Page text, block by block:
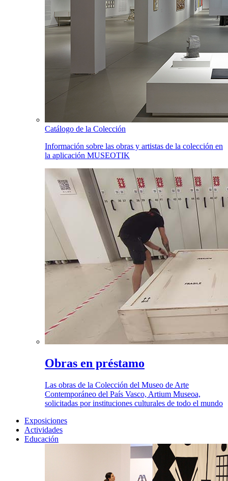
Catálogo de la Colección
Información sobre las obras y artistas de la colección en
la aplicación MUSEOTIK
Obras en préstamo
Las obras de la Colección del Museo de Arte
Contemporáneo del País Vasco, Artium Museoa,
solicitadas por instituciones culturales de todo el mundo
Exposiciones
Actividades
Educación